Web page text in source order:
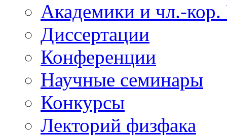
Академики и чл.-
Диссертации
Конференции
Научные семинары
Конкурсы
Лекторий физфака